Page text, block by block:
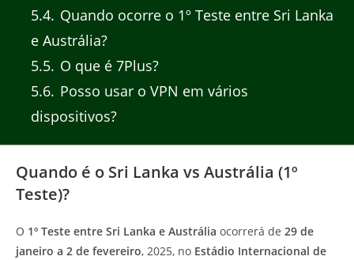
5.4 Quando ocorre o 1º Teste entre Sri Lanka
e Austrália?
5.5 O que é 7Plus?
5.6 Posso usar o VPN em vários
dispositivos?
Quando é o Sri Lanka vs Austrália (1º
Teste)?
O 1º Teste entre Sri Lanka e Austrália ocorrerá de 29 de
janeiro a 2 de fevereiro, 2025, no Estádio Internacional de